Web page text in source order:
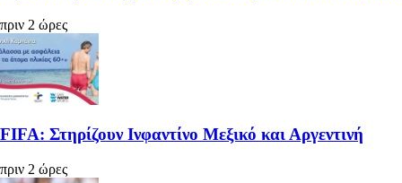
πριν 2 ώρες
FIFA: Στηρίζουν Ινφαντίνο Μεξικό και Αργεντινή
πριν 2 ώρες